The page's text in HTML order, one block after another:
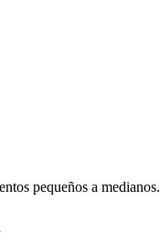
pequeños a medianos.